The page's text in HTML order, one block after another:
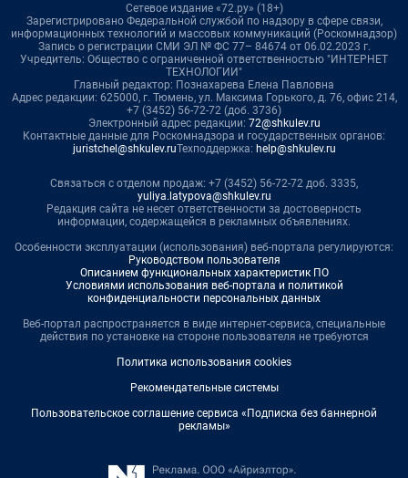
Сетевое издание «72.ру» (18+)
Зарегистрировано Федеральной службой по надзору в сфере связи,
информационных технологий и массовых коммуникаций (Роскомнадзор)
Запись о регистрации СМИ ЭЛ № ФС 77– 84674 от 06.02.2023 г.
Учредитель: Общество с ограниченной ответственностью "ИНТЕРНЕТ
ТЕХНОЛОГИИ"
Главный редактор: Познахарева Елена Павловна
Адрес редакции: 625000, г. Тюмень, ул. Максима Горького, д. 76, офис 214,
+7 (3452) 56-72-72 (доб. 3736)
Электронный адрес редакции: 72@shkulev.ru
Контактные данные для Роскомнадзора и государственных органов:
juristchel@shkulev.ruТехподдержка: help@shkulev.ru
Связаться с отделом продаж: +7 (3452) 56-72-72 доб. 3335,
yuliya.latypova@shkulev.ru
Редакция сайта не несет ответственности за достоверность
информации, содержащейся в рекламных объявлениях.
Особенности эксплуатации (использования) веб-портала регулируются:
Руководством пользователя
Описанием функциональных характеристик ПО
Условиями использования веб-портала и политикой
конфиденциальности персональных данных
Веб-портал распространяется в виде интернет-сервиса, специальные
действия по установке на стороне пользователя не требуются
Политика использования cookies
Рекомендательные системы
Пользовательское соглашение сервиса «Подписка без баннерной
рекламы»